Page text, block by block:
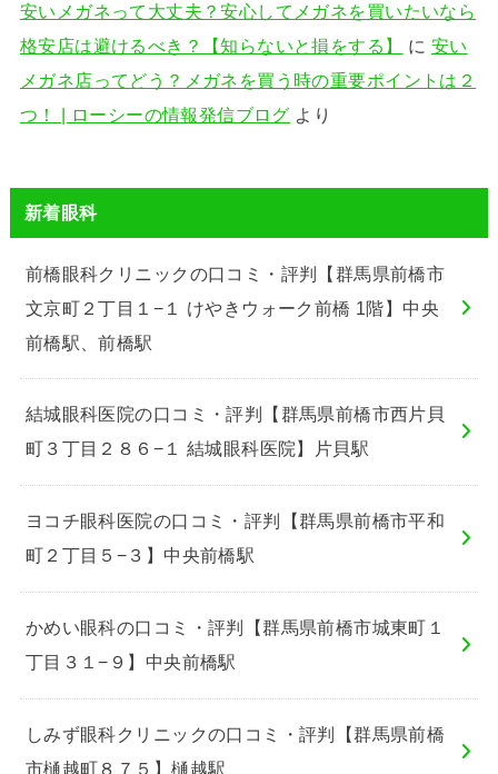
安いメガネって大丈夫？安心してメガネを買いたいなら
格安店は避けるべき？【知らないと損をする】
に 安い
メガネ店ってどう？メガネを買う時の重要ポイントは２
つ！ | ローシーの情報発信ブログ より
新着眼科
前橋眼科クリニックの口コミ・評判【群馬県前橋市
文京町２丁目１−１ けやきウォーク前橋 1階】中央
前橋駅、前橋駅
結城眼科医院の口コミ・評判【群馬県前橋市西片貝
町３丁目２８６−１ 結城眼科医院】片貝駅
ヨコチ眼科医院の口コミ・評判【群馬県前橋市平和
町２丁目５−３】中央前橋駅
かめい眼科の口コミ・評判【群馬県前橋市城東町１
丁目３１−９】中央前橋駅
しみず眼科クリニックの口コミ・評判【群馬県前橋
市樋越町８７５】樋越駅